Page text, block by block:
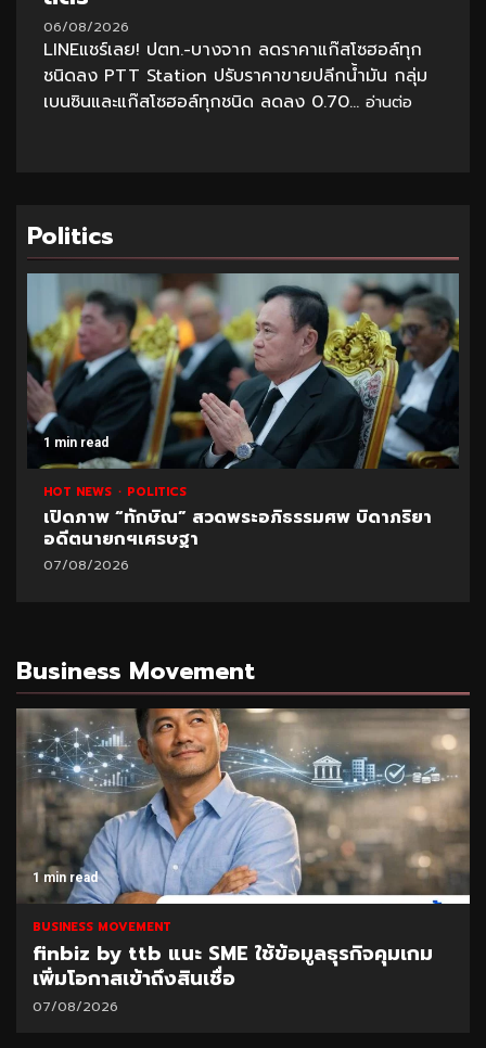
06/08/2026
LINEแชร์เลย! ปตท.-บางจาก ลดราคาแก๊สโซฮอล์ทุก
ชนิดลง PTT Station ปรับราคาขายปลีกน้ำมัน กลุ่ม
เบนซินและแก๊สโซฮอล์ทุกชนิด ลดลง 0.70... อ่านต่อ
Politics
1 min read
HOT NEWS POLITICS
ปูด!ข้อมูลใหม่สอบท้องถิ่น อ้างพบชื่อ “อนุทิน” โยง
มหา’ลัย
07/08/2026
Business Movement
1 min read
BUSINESS MOVEMENT
SAM เปิดโอกาสแก้หนี้เสียต่ำแสน ผ่านโครงการ
“ปิดหนี้ไว ไปต่อได้” ที่ศาลแพ่งตลิ่งชัน 8-9
ส.ค.69